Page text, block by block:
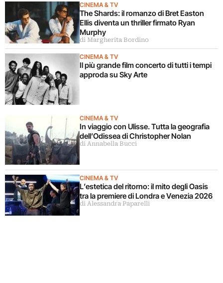
CINEMA & TV
The Shards: il romanzo di Bret Easton
Ellis diventa un thriller firmato Ryan
Murphy
di Margherita Bordino
CINEMA & TV
Il più grande film concerto di tutti i tempi
approda su Sky Arte
CINEMA & TV
In viaggio con Ulisse. Tutta la geografia
dell’Odissea di Christopher Nolan
di Annabella Bucci
CINEMA & TV
L’estetica del ritorno: il mito degli Oasis
tra la premiere di Londra e Venezia 2026
di Alessandra Paparelli